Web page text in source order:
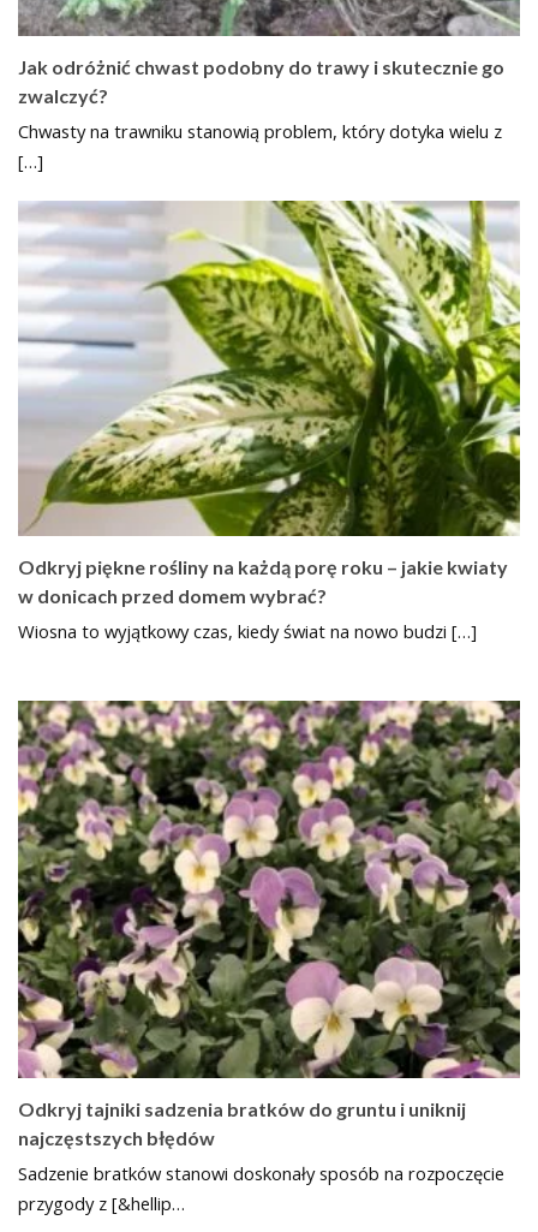
Jak odróżnić chwast podobny do trawy i skutecznie go
zwalczyć?
Chwasty na trawniku stanowią problem, który dotyka wielu z
[…]
Odkryj piękne rośliny na każdą porę roku – jakie kwiaty
w donicach przed domem wybrać?
Wiosna to wyjątkowy czas, kiedy świat na nowo budzi […]
Odkryj tajniki sadzenia bratków do gruntu i uniknij
najczęstszych błędów
Sadzenie bratków stanowi doskonały sposób na rozpoczęcie
przygody z [&hellip…